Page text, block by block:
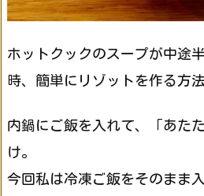
ホットクックのスープが中途
時、簡単にリゾットを作る方法
内鍋にご飯を入れて、「あた
け。
今回私は冷凍ご飯をそのまま